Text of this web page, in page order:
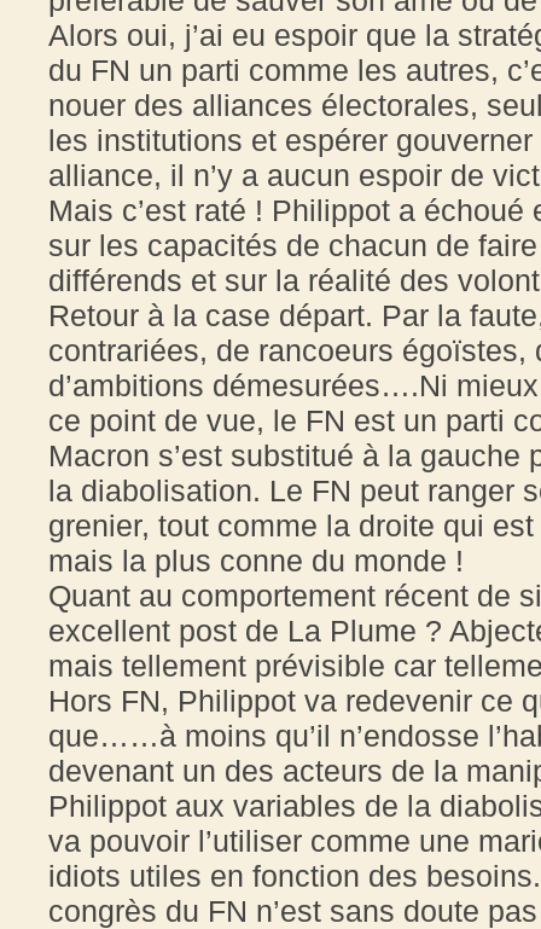
Alors oui, j’ai eu espoir que la
du FN un parti comme les autres,
nouer des alliances électorales,
les institutions et espérer
alliance, il n’y a aucun espoir de
Mais c’est raté ! Philippot a
sur les capacités de chacun de
différends et sur la réalité des
Retour à la case départ. Par la
contrariées, de rancoeurs
d’ambitions démesurées….Ni
ce point de vue, le FN est un parti
Macron s’est substitué à la
la diabolisation. Le FN peut ranger
grenier, tout comme la droite qui
mais la plus conne du monde !
Quant au comportement récent de
excellent post de La Plume ?
mais tellement prévisible car
Hors FN, Philippot va redevenir ce
que……à moins qu’il n’endosse
devenant un des acteurs de la
Philippot aux variables de la
va pouvoir l’utiliser comme une
idiots utiles en fonction des
congrès du FN n’est sans doute